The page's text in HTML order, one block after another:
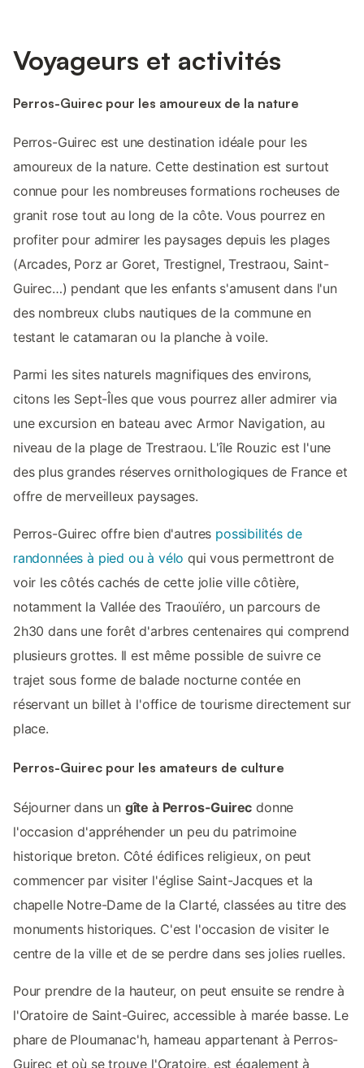
Voyageurs et activités
Perros-Guirec pour les amoureux de la nature
Perros-Guirec est une destination idéale pour les
amoureux de la nature. Cette destination est surtout
connue pour les nombreuses formations rocheuses de
granit rose tout au long de la côte. Vous pourrez en
profiter pour admirer les paysages depuis les plages
(Arcades, Porz ar Goret, Trestignel, Trestraou, Saint-
Guirec…) pendant que les enfants s'amusent dans l'un
des nombreux clubs nautiques de la commune en
testant le catamaran ou la planche à voile.
Parmi les sites naturels magnifiques des environs,
citons les Sept-Îles que vous pourrez aller admirer via
une excursion en bateau avec Armor Navigation, au
niveau de la plage de Trestraou. L'île Rouzic est l'une
des plus grandes réserves ornithologiques de France et
offre de merveilleux paysages.
Perros-Guirec offre bien d'autres possibilités de
randonnées à pied ou à vélo qui vous permettront de
voir les côtés cachés de cette jolie ville côtière,
notamment la Vallée des Traouïéro, un parcours de
2h30 dans une forêt d'arbres centenaires qui comprend
plusieurs grottes. Il est même possible de suivre ce
trajet sous forme de balade nocturne contée en
réservant un billet à l'office de tourisme directement sur
place.
Perros-Guirec pour les amateurs de culture
Séjourner dans un gîte à Perros-Guirec donne
l'occasion d'appréhender un peu du patrimoine
historique breton. Côté édifices religieux, on peut
commencer par visiter l'église Saint-Jacques et la
chapelle Notre-Dame de la Clarté, classées au titre des
monuments historiques. C'est l'occasion de visiter le
centre de la ville et de se perdre dans ses jolies ruelles.
Pour prendre de la hauteur, on peut ensuite se rendre à
l'Oratoire de Saint-Guirec, accessible à marée basse. Le
phare de Ploumanac'h, hameau appartenant à Perros-
Guirec et où se trouve l'Oratoire, est également à